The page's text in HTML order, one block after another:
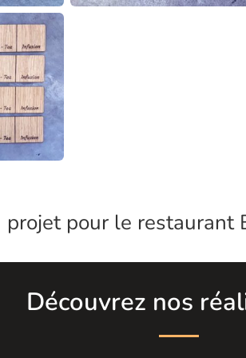
projet pour le restaurant
Découvrez nos